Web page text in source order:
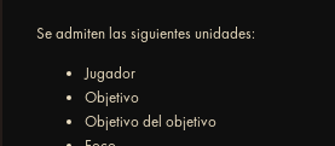
Se admiten las siguientes unidades:
Jugador
Objetivo
Objetivo del objetivo